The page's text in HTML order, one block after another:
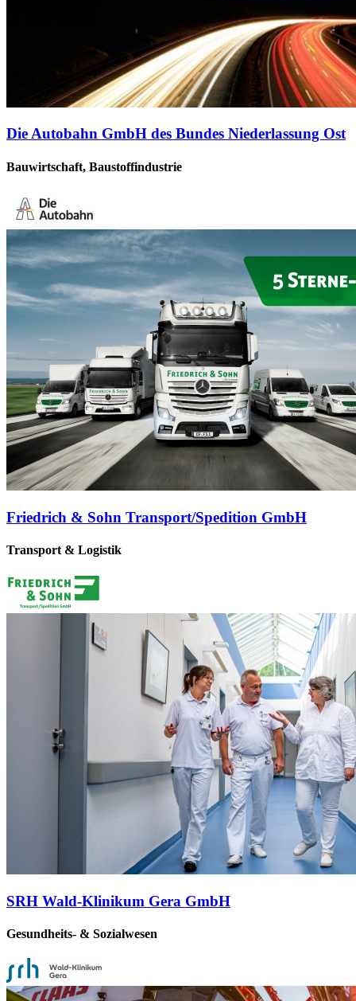
Die Autobahn GmbH des Bundes Niederlassung Ost
Bauwirtschaft, Baustoffindustrie
Friedrich & Sohn Transport/Spedition GmbH
Transport & Logistik
SRH Wald-Klinikum Gera GmbH
Gesundheits- & Sozialwesen